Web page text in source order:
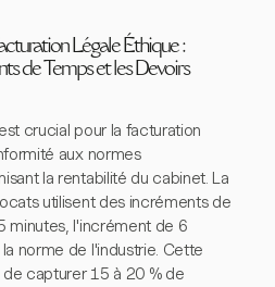
Légale Éthique :
de Temps et les Devoirs
crucial pour la facturation
aux normes
la rentabilité du cabinet. La
utilisent des incréments de
minutes, l'incrément de 6
norme de l'industrie. Cette
capturer 15 à 20 % de